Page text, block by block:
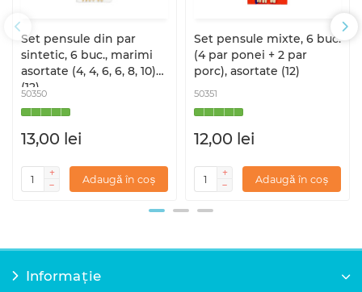
Set pensule din par
sintetic, 6 buc., marimi
asortate (4, 4, 6, 6, 8, 10)
(12)
50350
13,00 lei
Adaugă în coș
Set pensule mixte, 6 buc.
(4 par ponei + 2 par
porc), asortate (12)
50351
12,00 lei
Adaugă în coș
Informație